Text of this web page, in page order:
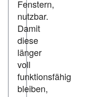
Fenstern,
nutzbar.
Damit
diese
länger
voll
funktionsfähig
bleiben,